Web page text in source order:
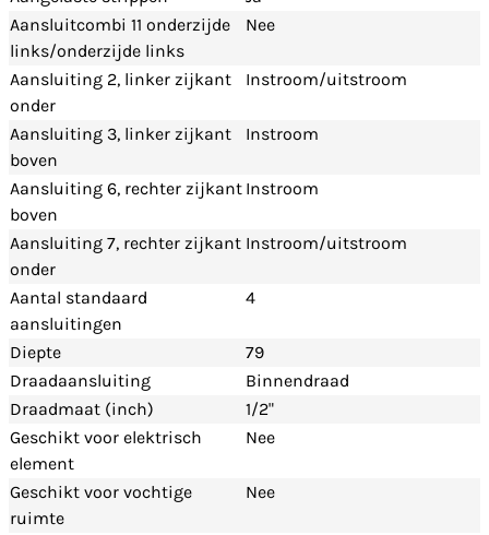
Aansluitcombi 11 onderzijde
links/onderzijde links
Nee
Aansluiting 2, linker zijkant
onder
Instroom/uitstroom
Aansluiting 3, linker zijkant
boven
Instroom
Aansluiting 6, rechter zijkant
boven
Instroom
Aansluiting 7, rechter zijkant
onder
Instroom/uitstroom
Aantal standaard
aansluitingen
4
Diepte
79
Draadaansluiting
Binnendraad
Draadmaat (inch)
1/2"
Geschikt voor elektrisch
element
Nee
Geschikt voor vochtige
ruimte
Nee